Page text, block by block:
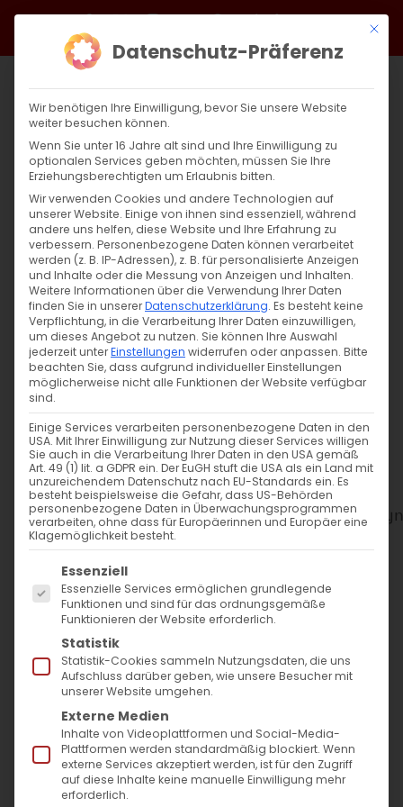
Zum
springen
SoundCloud
Zurück Vor
Ժամերգույուն / Andacht
11. März 2026
WANN
11. März 2026
19:00 - 20:00
ZUM KALENDER HINZUFÜGEN
ICS herunterladen
Google Kalender
iCalendarOffice 365Outlook Live
WO
Evang. Andreäkirche Bad
Cannstatt
Andreästraße 15, Stuttgart,
Mit
Datenschutz-Präferenz
Wir benötigen Ihre Einwilligung, bevor Sie unsere Website
weiter besuchen können.
Wenn Sie unter 16 Jahre alt sind und Ihre Einwilligung zu
optionalen Services geben möchten, müssen Sie Ihre
Erziehungsberechtigten um Erlaubnis bitten.
Wir verwenden Cookies und andere Technologien auf
unserer Website. Einige von ihnen sind essenziell, während
andere uns helfen, diese Website und Ihre Erfahrung zu
verbessern. Personenbezogene Daten können verarbeitet
werden (z. B. IP-Adressen), z. B. für personalisierte Anzeigen
und Inhalte oder die Messung von Anzeigen und Inhalten.
Weitere Informationen über die Verwendung Ihrer Daten
finden Sie in unsererDatenschutzerklärung. Es besteht keine
Verpflichtung, in die Verarbeitung Ihrer Daten einzuwilligen,
um dieses Angebot zu nutzen. Sie können Ihre Auswahl
jederzeit unterEinstellungen widerrufen oder anpassen. Bitte
beachten Sie, dass aufgrund individueller Einstellungen
möglicherweise nicht alle Funktionen der Website verfügbar
sind.
Einige Services verarbeiten personenbezogene Daten in den
USA. Mit Ihrer Einwilligung zur Nutzung dieser Services willigen
Sie auch in die Verarbeitung Ihrer Daten in den USA gemäß
Art. 49 (1) lit. a GDPR ein. Der EuGH stuft die USA als ein Land mit
unzureichendem Datenschutz nach EU-Standards ein. Es
besteht beispielsweise die Gefahr, dass US-Behörden
personenbezogene Daten in Überwachungsprogrammen
verarbeiten, ohne dass für Europäerinnen und Europäer eine
Klagemöglichkeit besteht.
Es folgt eine Liste der Service-Gruppen, für
Essenziell
Essenzielle Services ermöglichen grundlegende
Funktionen und sind für das ordnungsgemäße
Funktionieren der Website erforderlich.
Statistik
Statistik-Cookies sammeln Nutzungsdaten, die uns
Aufschluss darüber geben, wie unsere Besucher mit
unserer Website umgehen.
Externe Medien
Inhalte von Videoplattformen und Social-Media-
Plattformen werden standardmäßig blockiert. Wenn
externe Services akzeptiert werden, ist für den Zugriff
auf diese Inhalte keine manuelle Einwilligung mehr
erforderlich.